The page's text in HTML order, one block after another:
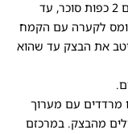
מכן, יוצקים לכוס 3 כפות מים רותחים ביחד עם 2 כפות סוכר, עד
לקערה עם הקמח
את הבצק עד שהוא
מרדדים עם מערוך
מהבצק. במרכזם